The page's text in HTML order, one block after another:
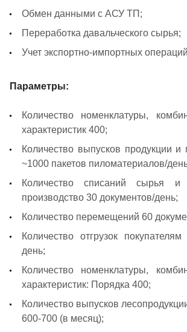
Обмен данными с АСУ ТП;
Переработка давальческого сырья;
Учет экспортно-импортных
Параметры:
Количество номенклатуры,
характеристик 400;
Количество выпусков продукции и
~1000 пакетов пиломатериалов/
Количество списаний сырья
производство 30 документов/день;
Количество перемещений 60
Количество отгрузок
день;
Количество номенклатуры,
характеристик: Порядка 400;
Количество выпусков
600-700 (в месяц);